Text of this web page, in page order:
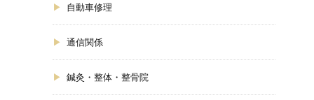
自動車修理
通信関係
鍼灸・整体・整骨院